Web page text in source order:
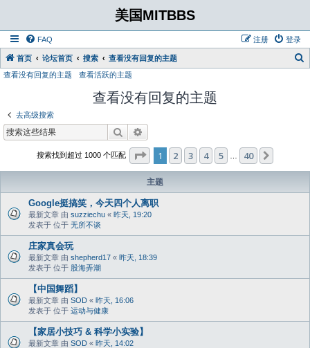
美国MITBBS
FAQ 登录
注册
首页 论坛首页 搜索 查看没有回复的主题
查看没有回复的主题 查看活跃的主题
查看没有回复的主题
去高级搜索
搜索
搜索找到超过 1000 个匹配 分页：1 40
1 2 3 4 5 40
主题
Google挺搞笑，今天四个人离职
最新文章 由 suzziechu « 昨天, 19:20
发表于 位于 无所不谈
庄家真会玩
最新文章 由 shepherd17 « 昨天, 18:39
发表于 位于 股海弄潮
【中国舞蹈】
最新文章 由 SOD « 昨天, 16:06
发表于 位于 运动与健康
【家居小技巧 & 科学小实验】
最新文章 由 SOD « 昨天, 14:02